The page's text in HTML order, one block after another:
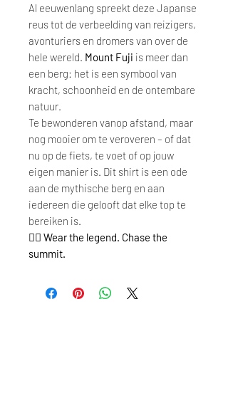
Al eeuwenlang spreekt deze Japanse
reus tot de verbeelding van reizigers,
avonturiers en dromers van over de
hele wereld. Mount Fuji is meer dan
een berg: het is een symbool van
kracht, schoonheid en de ontembare
natuur.
Te bewonderen vanop afstand, maar
nog mooier om te veroveren – of dat
nu op de fiets, te voet of op jouw
eigen manier is. Dit shirt is een ode
aan de mythische berg en aan
iedereen die gelooft dat elke top te
bereiken is.
🚴‍♂️ Wear the legend. Chase the
summit.